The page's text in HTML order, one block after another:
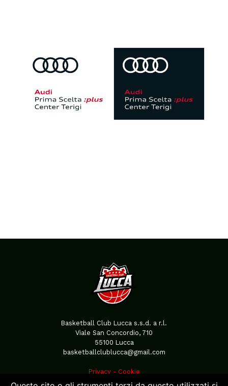
Basketball Club Lucca s.s.d. a r.l.
Viale San Concordio, 710
55100 Lucca
basketballclublucca@gmail.com
Privacy- Cookie